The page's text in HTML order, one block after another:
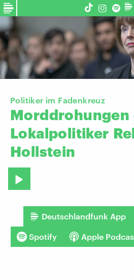
Politiker im Fadenkreuz
Morddrohungen
Lokalpolitiker
Hollstein
Deutschlandfunk App
Spotify Apple